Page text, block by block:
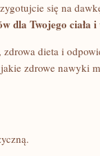
się na
dla Twojego ciała i
dieta i
zdrowe nawyki